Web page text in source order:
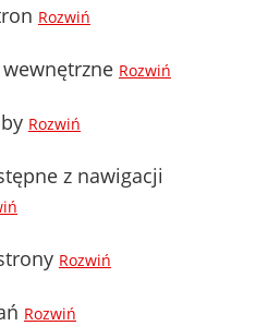
Rozwiń
Rozwiń
Rozwiń
z nawigacji
Rozwiń
Rozwiń